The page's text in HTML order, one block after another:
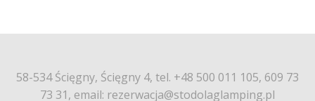
58-534 Ścięgny, Ścięgny 4, tel. +48 500 011 105, 609 73
73 31, email: rezerwacja@stodolaglamping.pl